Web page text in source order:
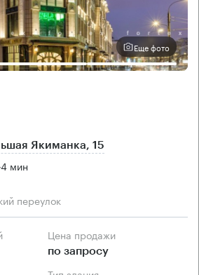
Еще фото
Якиманка, 15
4 мин
переулок
Цена продажи
по запросу